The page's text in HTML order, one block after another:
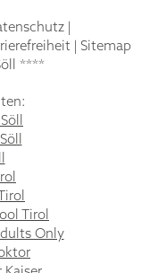
|
| Sitemap
****
Tirol
Only